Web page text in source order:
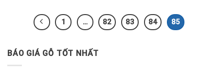
1 … 82 83 84 85
BÁO GIÁ GỖ TỐT NHẤT